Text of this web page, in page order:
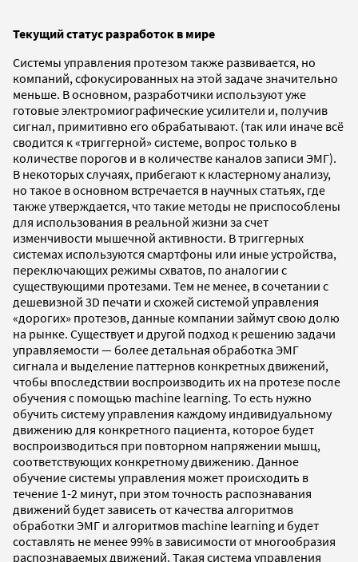
Текущий статус разработок в мире
Системы управления протезом также развивается, но
компаний, сфокусированных на этой задаче значительно
меньше. В основном, разработчики используют уже
готовые электромиографические усилители и, получив
сигнал, примитивно его обрабатывают. (так или иначе всё
сводится к «триггерной» системе, вопрос только в
количестве порогов и в количестве каналов записи ЭМГ).
В некоторых случаях, прибегают к кластерному анализу,
но такое в основном встречается в научных статьях, где
также утверждается, что такие методы не приспособлены
для использования в реальной жизни за счет
изменчивости мышечной активности. В триггерных
системах используются смартфоны или иные устройства,
переключающих режимы схватов, по аналогии с
существующими протезами. Тем не менее, в сочетании с
дешевизной 3D печати и схожей системой управления
«дорогих» протезов, данные компании займут свою долю
на рынке. Существует и другой подход к решению задачи
управляемости — более детальная обработка ЭМГ
сигнала и выделение паттернов конкретных движений,
чтобы впоследствии воспроизводить их на протезе после
обучения с помощью machine learning. То есть нужно
обучить систему управления каждому индивидуальному
движению для конкретного пациента, которое будет
воспроизводиться при повторном напряжении мышц,
соответствующих конкретному движению. Данное
обучение системы управления может происходить в
течение 1-2 минут, при этом точность распознавания
движений будет зависеть от качества алгоритмов
обработки ЭМГ и алгоритмов machine learning и будет
составлять не менее 99% в зависимости от многообразия
распознаваемых движений. Такая система управления